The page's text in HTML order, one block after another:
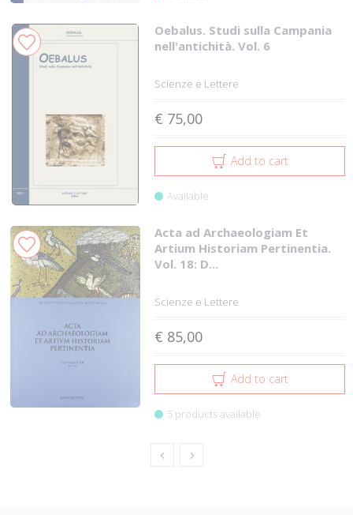
Oebalus. Studi sulla Campania
nell'antichità. Vol. 6
Scienze e Lettere
€ 75,00
Add to cart
Available
Acta ad Archaeologiam Et
Artium Historiam Pertinentia.
Vol. 18: D...
Scienze e Lettere
€ 85,00
Add to cart
5 products available